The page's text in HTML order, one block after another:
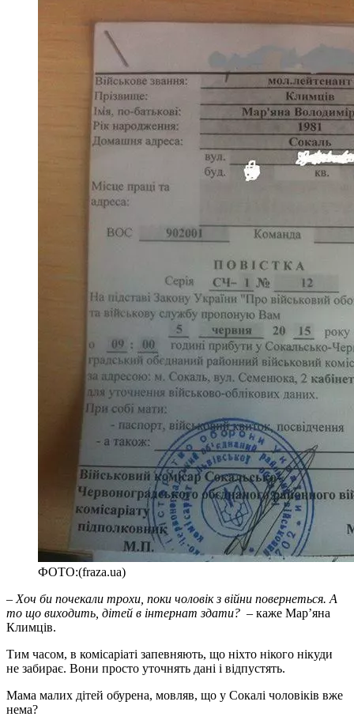
ФОТО:(fraza.ua)
– Хоч би почекали трохи, поки чоловік з війни повернеться. А
то що виходить, дітей в інтернат здати? – каже Мар’яна
Климців.
Тим часом, в комісаріаті запевняють, що ніхто нікого нікуди
не забирає. Вони просто уточнять дані і відпустять.
Мама малих дітей обурена, мовляв, що у Сокалі чоловіків вже
нема?